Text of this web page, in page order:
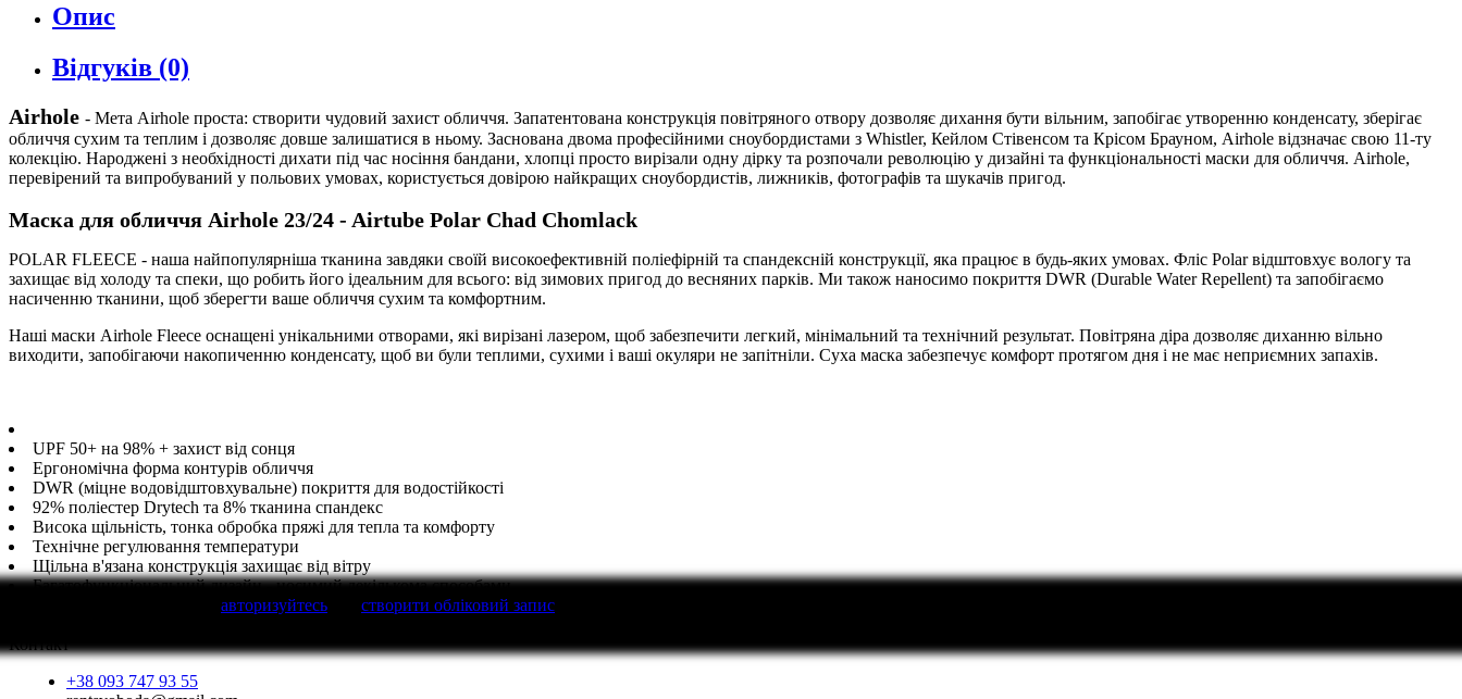
Опис
Відгуків (0)
Airhole - Мета Airhole проста: створити чудовий захист обличчя. Запатентована конструкція повітряного отвору дозволяє дихання бути вільним, запобігає утворенню конденсату, зберігає
обличчя сухим та теплим і дозволяє довше залишатися в ньому. Заснована двома професійними сноубордистами з Whistler, Кейлом Стівенсом та Крісом Брауном, Airhole відзначає свою 11-ту
колекцію. Народжені з необхідності дихати під час носіння бандани, хлопці просто вирізали одну дірку та розпочали революцію у дизайні та функціональності маски для обличчя. Airhole,
перевірений та випробуваний у польових умовах, користується довірою найкращих сноубордистів, лижників, фотографів та шукачів пригод.
Маска для обличчя Airhole 23/24 - Airtube Polar Chad Chomlack
POLAR FLEECE - наша найпопулярніша тканина завдяки своїй високоефективній поліефірній та спандексній конструкції, яка працює в будь-яких умовах. Фліс Polar відштовхує вологу та
захищає від холоду та спеки, що робить його ідеальним для всього: від зимових пригод до весняних парків. Ми також наносимо покриття DWR (Durable Water Repellent) та запобігаємо
насиченню тканини, щоб зберегти ваше обличчя сухим та комфортним.
Наші маски Airhole Fleece оснащені унікальними отворами, які вирізані лазером, щоб забезпечити легкий, мінімальний та технічний результат. Повітряна діра дозволяє диханню вільно
виходити, запобігаючи накопиченню конденсату, щоб ви були теплими, сухими і ваші окуляри не запітніли. Суха маска забезпечує комфорт протягом дня і не має неприємних запахів.
UPF 50+ на 98% + захист від сонця
Ергономічна форма контурів обличчя
DWR (міцне водовідштовхувальне) покриття для водостійкості
92% поліестер Drytech та 8% тканина спандекс
Висока щільність, тонка обробка пряжі для тепла та комфорту
Технічне регулювання температури
Щільна в'язана конструкція захищає від вітру
Багатофункціональний дизайн - носимий декількома способами
авторизуйтесь створити обліковий запис
Контакт
+38 093 747 93 55